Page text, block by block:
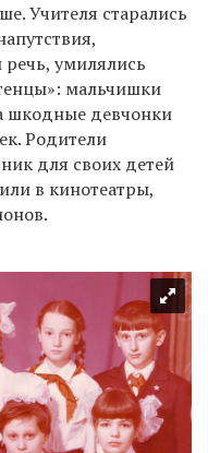
Учителя старались
речь, умилялись
мальчишки
шкодные девчонки
Родители
для своих детей
в кинотеатры,